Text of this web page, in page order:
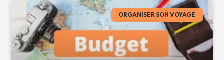
ORGANISER SON VOYAGE